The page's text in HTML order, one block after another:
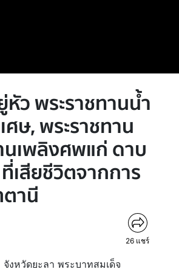
หัว พระราชทานน้ำ
ษ, พระราชทาน
นเพลิงศพแก่ ดาบ
เสียชีวิตจากการ
านี
26 แชร์
งหวัดยะลา พระบาทสมเด็จ